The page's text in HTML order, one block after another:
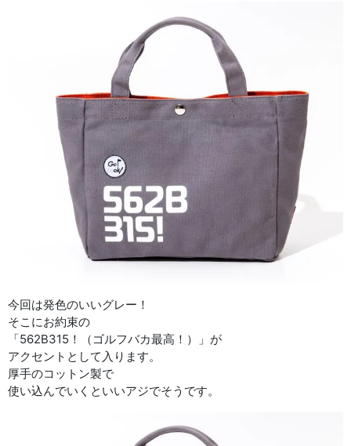
今回は発色のいいグレー！
そこにお約束の
「562B315！（ゴルフバカ最高！）」が
アクセントとして入ります。
厚手のコットン製で
使い込んでいくといいアジでそうです。